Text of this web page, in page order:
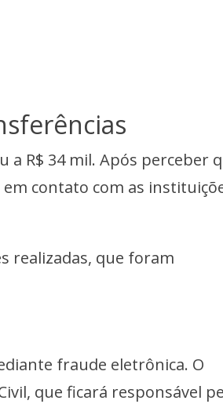
a R$ 34 mil. Após perceber
contato com as
realizadas, que foram
fraude eletrônica. O
que ficará responsável